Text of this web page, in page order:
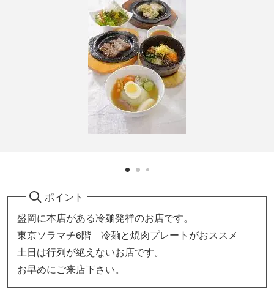
ポイント
盛岡に本店がある冷麺発祥のお店です。
東京ソラマチ6階 冷麺と焼肉プレートがおススメ
土日は行列が絶えないお店です。
お早めにご来店下さい。